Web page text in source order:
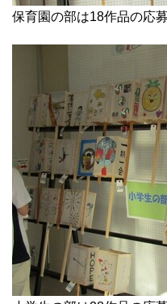
保育園の部は18作品の応